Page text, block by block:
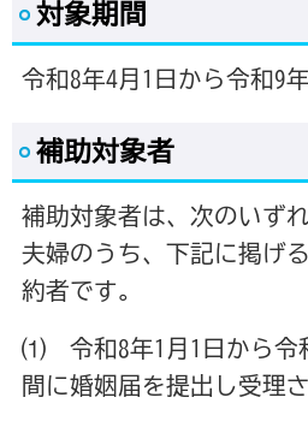
対象期間
令和8年4月1日から令和9
補助対象者
補助対象者は、次のいず
夫婦のうち、下記に掲げ
約者です。
⑴ 令和8年1月1日から令
間に婚姻届を提出し受理